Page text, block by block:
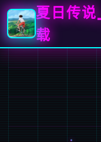
夏日传
载